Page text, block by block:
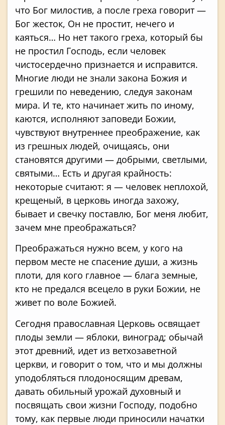
что Бог милостив, а после греха говорит —
Бог жесток, Он не простит, нечего и
каяться… Но нет такого греха, который бы
не простил Господь, если человек
чистосердечно призна­ется и исправится.
Многие люди не знали закона Божия и
грешили по неведению, следуя законам
мира. И те, кто начинает жить по иному,
каются, исполняют заповеди Божии,
чувствуют внутреннее преображение, как
из грешных людей, очищаясь, они
становятся другими — добрыми, светлыми,
святыми… Есть и другая крайность:
некоторые считают: я — человек неплохой,
крещеный, в церковь иног­да захожу,
бывает и свечку поставлю, Бог меня любит,
зачем мне преображаться?
Преображаться нужно всем, у кого на
первом месте не спасение души, а жизнь
плоти, для кого главное — блага земные,
кто не предался всецело в руки Божии, не
живет по воле Божией.
Сегодня православная Церковь освящает
плоды земли — яблоки, виноград; обычай
этот древний, идет из ветхозаветной
церкви, и гово­рит о том, что и мы должны
уподобляться плодоносящим древам,
давать обильный уро­жай духовный и
посвящать свои жизни Госпо­ду, подобно
тому, как первые люди приносили начатки